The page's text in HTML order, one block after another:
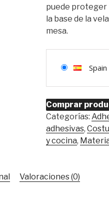
puede proteger
la base de la
mesa.
Spain
Comprar
Categorías:
adhesivas,
y cocina,
Valoraciones (0)